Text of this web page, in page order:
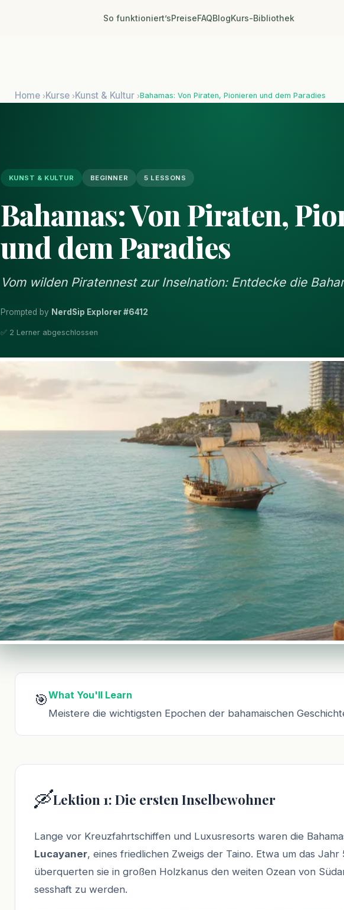
So funktioniert’sPreiseFAQBlogKurs-Bibliothek
Home ›Kurse ›Kunst & Kultur ›Bahamas: Von Piraten, Pionieren und dem Paradies
KUNST & KULTUR BEGINNER 5 LESSONS
Bahamas: Von Piraten,
und dem Paradies
Vom wilden Piratennest zur Inselnation: Entdecke die
Prompted by NerdSip Explorer #6412
✅ 2 Lerner abgeschlossen
🎯What You'll Learn
Meistere die wichtigsten Epochen der bahamaischen
🛶Lektion 1: Die ersten Inselbewohner
Lange vor Kreuzfahrtschiffen und Luxusresorts waren die
Lucayaner, eines friedlichen Zweigs der Taino. Etwa um das Jahr
überquerten sie in großen Holzkanus den weiten Ozean von
sesshaft zu werden.